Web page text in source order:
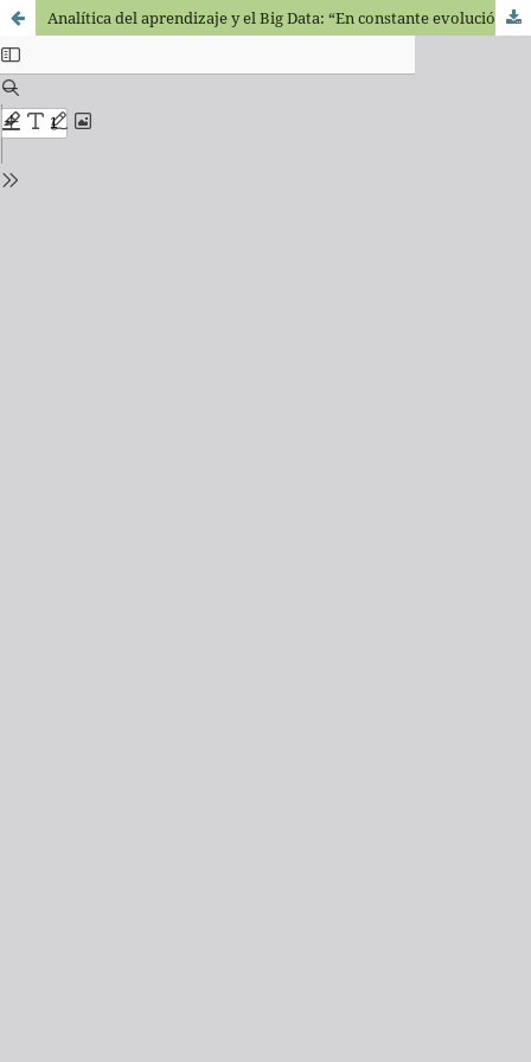
Analítica del aprendizaje y el Big Data: “En constante evolución”